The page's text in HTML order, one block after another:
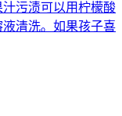
污渍可以用柠檬酸
清洗。如果孩子喜